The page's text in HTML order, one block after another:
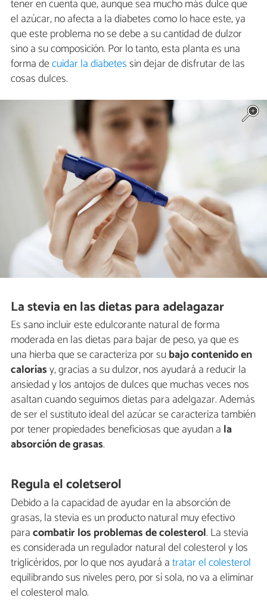
tener en cuenta que, aunque sea mucho más dulce que
el azúcar, no afecta a la diabetes como lo hace este, ya
que este problema no se debe a su cantidad de dulzor
sino a su composición. Por lo tanto, esta planta es una
forma decuidar la diabetessin dejar de disfrutar de las
cosas dulces.
La stevia en las dietas para adelagazar
Es sano incluir este edulcorante natural de forma
moderada en las dietas para bajar de peso, ya que es
una hierba que se caracteriza por subajo contenido en
caloríasy, gracias a su dulzor, nos ayudará a reducir la
ansiedad y los antojos de dulces que muchas veces nos
asaltan cuando seguimos dietas para adelgazar. Además
de ser el sustituto ideal del azúcar se caracteriza también
por tener propiedades beneficiosas que ayudan a la
absorción de grasas.
Regula el coletserol
Debido a la capacidad de ayudar en la absorción de
grasas, la stevia es un producto natural muy efectivo
paracombatir los problemas de colesterol. La stevia
es considerada un regulador natural del colesterol y los
triglicéridos, por lo que nos ayudará atratar el colesterol
equilibrando sus niveles pero, por sí sola, no va a eliminar
el colesterol malo.